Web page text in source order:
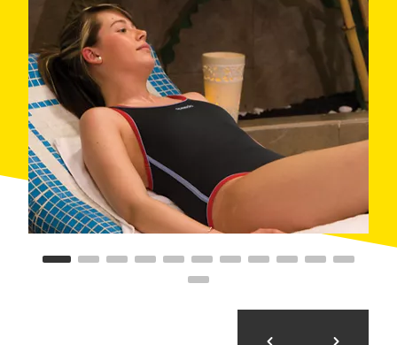
Entre els tractaments orientals destaca el
shirodara,
d’origen ayurvèdic, elBamboo Treatment
japonès. L’oferta depaquets i programes de dos
dies
de duració és molt extensa. El centre compta
amb un
especialista en dietètica.
La sala de fitness té 52 màquines. A la sala polivalent
s’hi fan les diverses activitats dirigides. Hi ha una
pista poliesportiva, dues pistes de pàdel
tennisi dues taules detennis de taula
cursets de tots aquests esports i es pot contractar el
servei d’un entrenador personal.
La més petita té raigs per a massatge i una cadira
perquè hi puguin accedir els discapacitats. Fora n’hi